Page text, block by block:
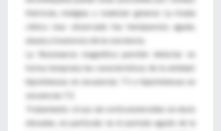
febrícula, mialgias y malestar general. La tríada
clínica mas observada fue hemiparesia aguda,
ataxia y trastornos de la conciencia.
La Resonancia magnética permite detectar en
forma temprana las características de la entidad:
hipointensas en secuencias T1 e hiperintensas en
secuencias T2.
Tratamiento: el uso de corticoesteroides en dosis
elevadas, en particular en el periodo agudo de la